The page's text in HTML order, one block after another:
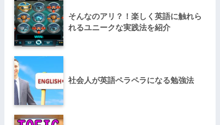
そんなのアリ？！楽しく英語に触れら
れるユニークな実践法を紹介
社会人が英語ペラペラになる勉強法